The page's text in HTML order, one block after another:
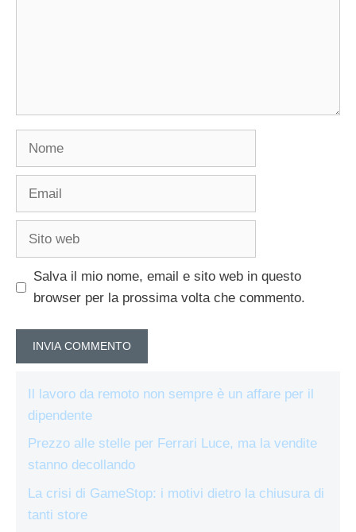
Nome
Email
Sito
Salva il mio nome, email e sito web in questo
browser per la prossima volta che commento.
Il lavoro da remoto non sempre è un affare per il
dipendente
Prezzo alle stelle per Ferrari Luce, ma la vendite
stanno decollando
La crisi di GameStop: i motivi dietro la chiusura di
tanti store